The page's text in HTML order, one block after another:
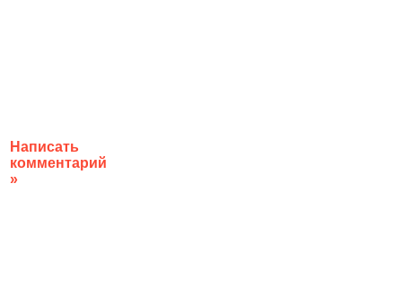
Написать
комментарий
»